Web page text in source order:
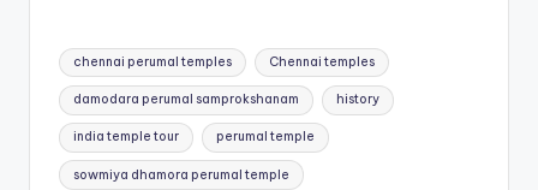
Tags:
chennai perumal temples Chennai temples
damodara perumal samprokshanam history
india temple tour perumal temple
sowmiya dhamora perumal temple